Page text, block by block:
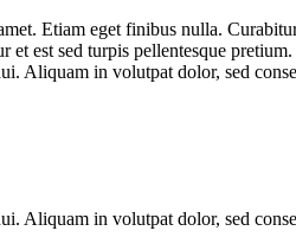
Etiam eget finibus nulla.
est sed turpis pellentesque pretium.
Aliquam in volutpat dolor, sed
Aliquam in volutpat dolor, sed